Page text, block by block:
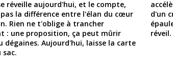
réveille aujourd'hui, et le compte,
la différence entre l'élan du cœur
Rien ne t'oblige à trancher
: une proposition, ça peut mûrir
dégaines. Aujourd'hui, laisse la carte
d'un
réveil.